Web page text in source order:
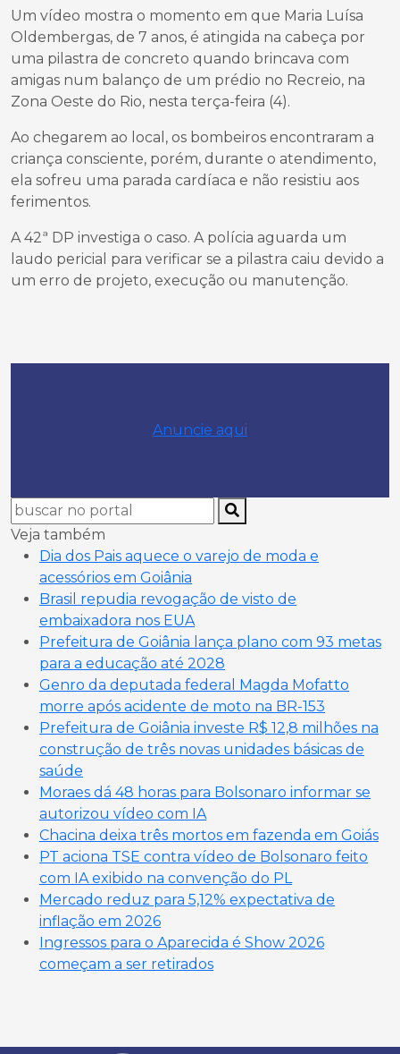
Um vídeo mostra o momento em que Maria Luísa
Oldembergas, de 7 anos, é atingida na cabeça por
uma pilastra de concreto quando brincava com
amigas num balanço de um prédio no Recreio, na
Zona Oeste do Rio, nesta terça-feira (4).
Ao chegarem ao local, os bombeiros encontraram a
criança consciente, porém, durante o atendimento,
ela sofreu uma parada cardíaca e não resistiu aos
ferimentos.
A 42ª DP investiga o caso. A polícia aguarda um
laudo pericial para verificar se a pilastra caiu devido a
um erro de projeto, execução ou manutenção.
Anuncie aqui
Veja também
Dia dos Pais aquece o varejo de moda e
acessórios em Goiânia
Brasil repudia revogação de visto de
embaixadora nos EUA
Prefeitura de Goiânia lança plano com 93 metas
para a educação até 2028
Genro da deputada federal Magda Mofatto
morre após acidente de moto na BR-153
Prefeitura de Goiânia investe R$ 12,8 milhões na
construção de três novas unidades básicas de
saúde
Moraes dá 48 horas para Bolsonaro informar se
autorizou vídeo com IA
Chacina deixa três mortos em fazenda em Goiás
PT aciona TSE contra vídeo de Bolsonaro feito
com IA exibido na convenção do PL
Mercado reduz para 5,12% expectativa de
inflação em 2026
Ingressos para o Aparecida é Show 2026
começam a ser retirados